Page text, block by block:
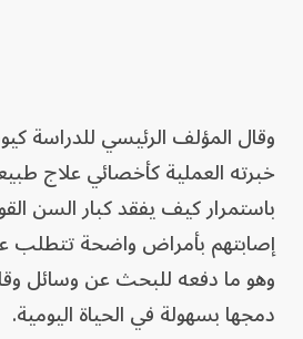
وقال المؤلف الرئيسي للدراسة
خبرته العملية كأخصائي علاج
باستمرار كيف يفقد كبار السن
إصابتهم بأمراض واضحة تتطلب
وهو ما دفعه للبحث عن وسائل
دمجها بسهولة في الحياة اليومية.